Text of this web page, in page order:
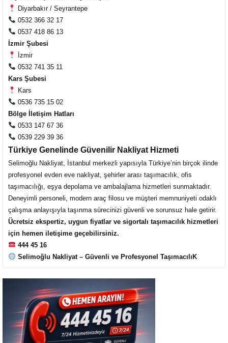
Diyarbakır / Seyrantepe
0532 366 32 17
0537 418 86 13
İzmir Şubesi
İzmir
0532 741 35 11
Kars Şubesi
Kars
0536 735 15 02
Bölge İletişim Hatları
0533 147 67 36
0539 229 39 36
Türkiye Genelinde Güvenilir Nakliyat Hizmeti
Selimoğlu Nakliyat, İstanbul merkezli yapısıyla Türkiye’nin birçok ilinde
profesyonel evden eve nakliyat, şehirler arası taşımacılık, ofis
taşımacılığı, eşya depolama ve ambalajlama hizmetleri sunmaktadır.
Deneyimli personeli, modern araç filosu ve müşteri memnuniyeti odaklı
çalışma anlayışıyla taşınma sürecinizi güvenli ve sorunsuz hale getirir.
Ücretsiz ekspertiz, uygun fiyatlar ve sigortalı taşımacılık hizmetleri
için hemen iletişime geçebilirsiniz.
444 45 16
Selimoğlu Nakliyat – Güvenli ve Profesyonel TaşımacılıK
Cevap Yaz